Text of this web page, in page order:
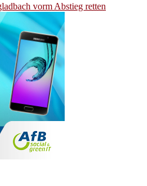
vorm Abstieg retten